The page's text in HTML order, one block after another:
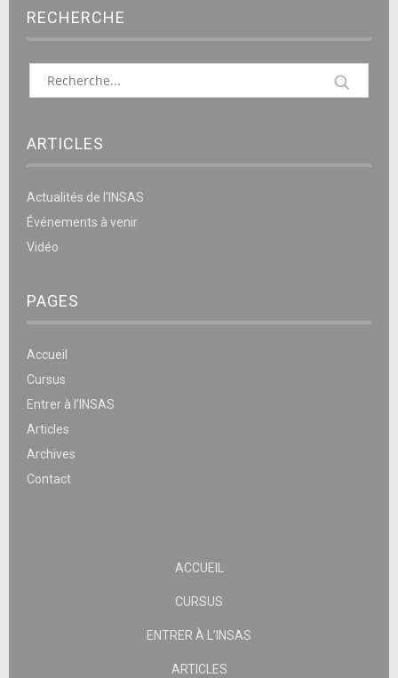
RECHERCHE
ARTICLES
Actualités de l’INSAS
Événements à venir
Vidéo
PAGES
Accueil
Cursus
Entrer à l’INSAS
Articles
Archives
Contact
ACCUEIL
CURSUS
ENTRER À L’INSAS
ARTICLES